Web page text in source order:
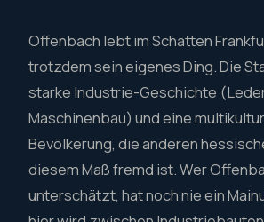
Offenbach lebt im Schatten
trotzdem sein eigenes Ding. Die
starke Industrie-Geschichte
Maschinenbau) und eine
Bevölkerung, die anderen
diesem Maß fremd ist. Wer
unterschätzt, hat noch nie ein